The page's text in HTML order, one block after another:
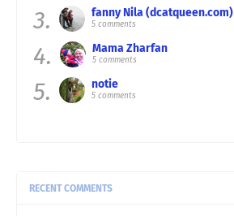
3. fanny Nila (dcatqueen.com)
5 comments
4. Mama Zharfan
5 comments
5. notie
5 comments
RECENT COMMENTS